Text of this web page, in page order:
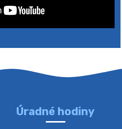
Úradné hodiny